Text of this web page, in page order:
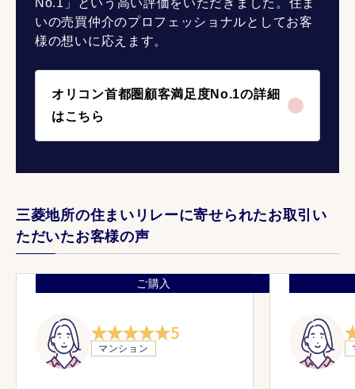
No.1」という高い評価をいただきました。住ま
いの売買仲介のプロフェッショナルとしてお客
様の想いに応えます。
オリコン首都圏顧客満足度No.1の詳細
はこちら
三菱地所の住まいリレーに寄せられたお取引い
ただいたお客様の声
ご購入
5
マンション